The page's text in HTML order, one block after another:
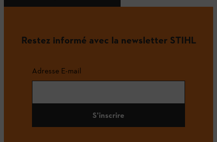
Restez informé avec la newsletter STIHL
Adresse E-mail
S'inscrire